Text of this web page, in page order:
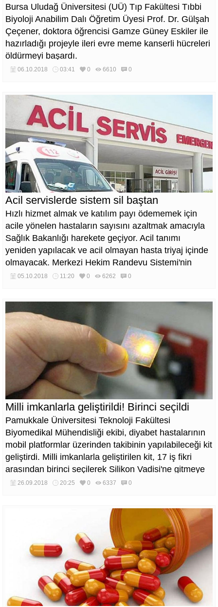
Bursa Uludağ Üniversitesi (UÜ) Tıp Fakültesi Tıbbi
Biyoloji Anabilim Dalı Öğretim Üyesi Prof. Dr. Gülşah
Çeçener, doktora öğrencisi Gamze Güney Eskiler ile
hazırladığı projeyle ileri evre meme kanserli hücreleri
öldürmeyi başardı.
06.10.2018 03:41 0 6610 0
Acil servislerde sistem sil baştan
Hızlı hizmet almak ve katılım payı ödememek için
acile yönelen hastaların sayısını azaltmak amacıyla
Sağlık Bakanlığı harekete geçiyor. Acil tanımı
yeniden yapılacak ve acil olmayan hasta triyaj içinde
olmayacak. Merkezi Hekim Randevu Sistemi'nin
yoğun kullanımı sağlanacak.
05.10.2018 11:20 0 6262 0
Milli imkanlarla geliştirildi! Birinci seçildi
Pamukkale Üniversitesi Teknoloji Fakültesi
Biyomedikal Mühendisliği ekibi, diyabet hastalarının
mobil platformlar üzerinden takibinin yapılabileceği kit
geliştirdi. Milli imkanlarla geliştirilen kit, 17 iş fikri
arasından birinci seçilerek Silikon Vadisi'ne gitmeye
hak kazandı.
26.09.2018 20:25 0 6337 0